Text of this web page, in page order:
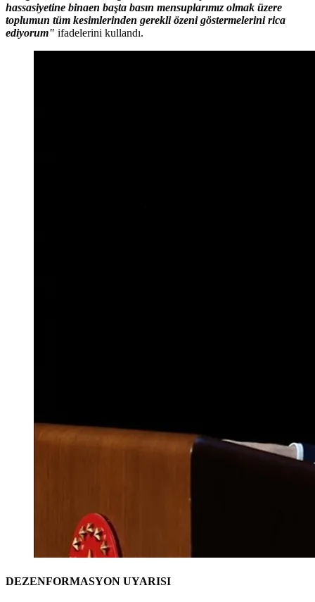
hassasiyetine binaen başta basın mensuplarımız olmak üzere
toplumun tüm kesimlerinden gerekli özeni göstermelerini rica
ediyorum" ifadelerini kullandı.
DEZENFORMASYON UYARISI